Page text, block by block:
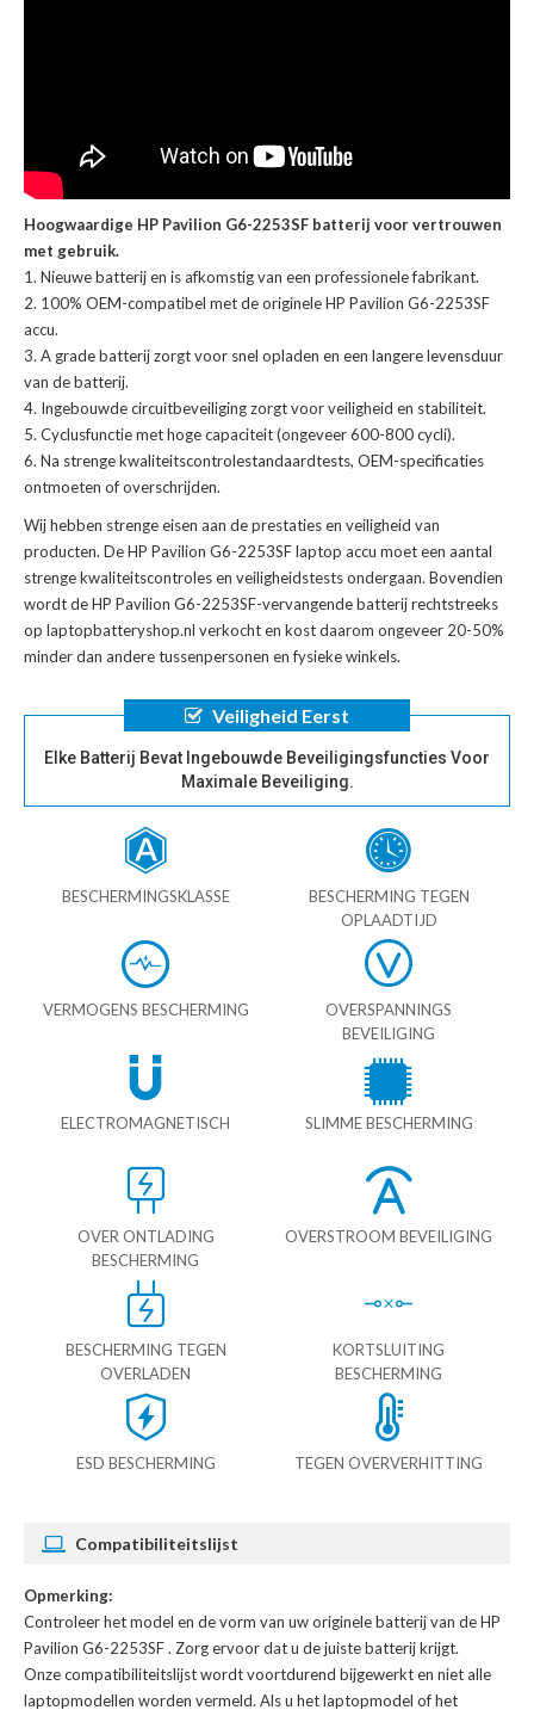
Hoogwaardige HP Pavilion G6-2253SF batterij voor vertrouwen
met gebruik.
Nieuwe batterij en is afkomstig van een professionele fabrikant.
100% OEM-compatibel met deoriginele HP Pavilion G6-2253SF
accu.
A grade batterij zorgt voor snel opladen en een langere levensduur
van de batterij.
Ingebouwde circuitbeveiliging zorgt voor veiligheid en stabiliteit.
Cyclusfunctie met hoge capaciteit (ongeveer 600-800 cycli).
Na strenge kwaliteitscontrolestandaardtests, OEM-specificaties
ontmoeten of overschrijden.
Wij hebben strenge eisen aan de prestaties en veiligheid van
producten. DeHP Pavilion G6-2253SF laptop accu moet een aantal
strenge kwaliteitscontroles en veiligheidstests ondergaan. Bovendien
wordt deHP Pavilion G6-2253SF-vervangende batterijrechtstreeks
op laptopbatteryshop.nl verkocht en kost daarom ongeveer 20-50%
minder dan andere tussenpersonen en fysieke winkels.
Veiligheid Eerst
Elke Batterij Bevat Ingebouwde Beveiligingsfuncties Voor
Maximale Beveiliging.
BESCHERMINGSKLASSE
BESCHERMING TEGEN
OPLAADTIJD
VERMOGENS BESCHERMING
OVERSPANNINGS
BEVEILIGING
ELECTROMAGNETISCH SLIMME BESCHERMING
OVER ONTLADING
BESCHERMING
OVERSTROOM BEVEILIGING
BESCHERMING TEGEN
OVERLADEN
KORTSLUITING
BESCHERMING
ESD BESCHERMING TEGEN OVERVERHITTING
Compatibiliteitslijst
Opmerking:
Controleer het model en de vorm van uw originele batterij van de HP
Pavilion G6-2253SF. Zorg ervoor dat u de juiste batterij krijgt.
Onze compatibiliteitslijst wordt voortdurend bijgewerkt en niet alle
laptopmodellen worden vermeld. Als u het laptopmodel of het